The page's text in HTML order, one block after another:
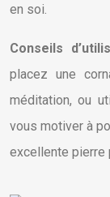
en soi.
Conseils
placez une
méditation, ou
vous motiver à
excellente